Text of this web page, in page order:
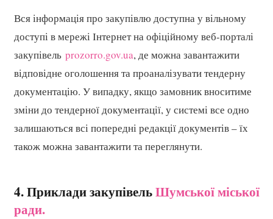
Вся інформація про закупівлю доступна у вільному
доступі в мережі Інтернет на офіційному веб-порталі
закупівель prozorro.gov.ua, де можна завантажити
відповідне оголошення та проаналізувати тендерну
документацію. У випадку, якщо замовник вноситиме
зміни до тендерної документації, у системі все одно
залишаються всі попередні редакції документів – їх
також можна завантажити та переглянути.
4. Приклади закупівельШумської міської
ради.